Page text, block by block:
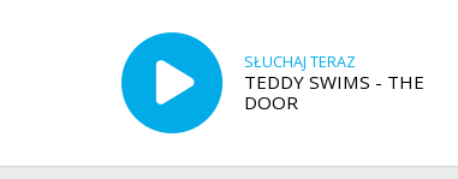
SŁUCHAJ TERAZ
TEDDY SWIMS - THE
DOOR